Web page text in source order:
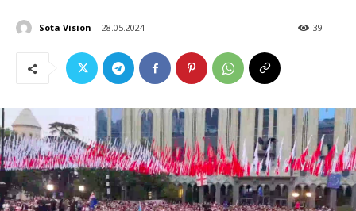
Sota Vision 28.05.2024 39